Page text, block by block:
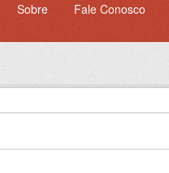
Sobre Fale Conosco